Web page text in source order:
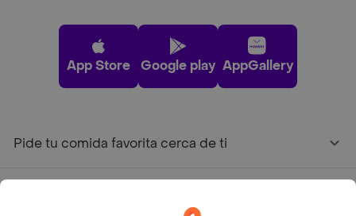
App Store Google play AppGallery
Pide tu comida favorita cerca de ti